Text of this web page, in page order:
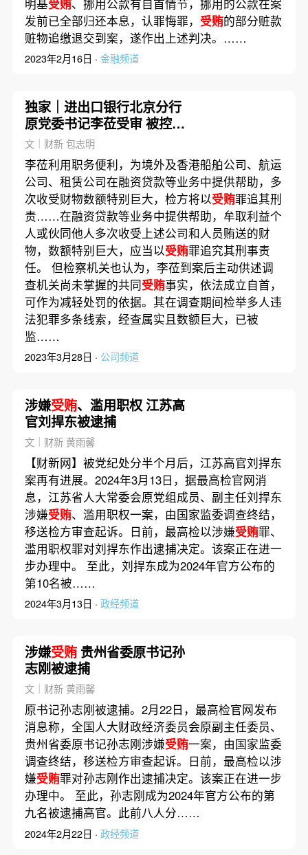
发前已全部归还本息，认罪悔罪， 受贿的部分赃款
赃物追缴退交到案，遂作出上述判决。……
2023年2月16日 · 金融频道
独家｜进出口银行北京分行
原党委书记李莅受审 被控受
贿 近亿元
文｜财新 包志明
李莅利用职务便利，为境外及香港船舶公司、航运
公司、租赁公司在融资贷款等业务中提供帮助，多
次收受财物数额特别巨大，检方将以受贿罪追其刑
责……在融资贷款等业务中提供帮助，牟取利益个
人或伙同他人多次收受上述公司和人员贿送的财
物，数额特别巨大，应当以受贿罪追究其刑事责
任。 但检察机关也认为，李莅到案后主动供述调
查机关尚未掌握的共同受贿事实，依法成立自首，
可作为减轻处罚的依据。其在调查期间检举多人违
法犯罪多条线索，经查属实且数额巨大，已被
监……
2023年3月28日 · 公司频道
涉嫌受贿、滥用职权 江苏高
官刘捍东被逮捕
文｜财新 黄雨馨
【财新网】被党纪处分半个月后，江苏高官刘捍东
案再有进展。2024年3月13日，据最高检官网消
息，江苏省人大常委会原党组成员、副主任刘捍东
涉嫌受贿、滥用职权一案，由国家监委调查终结，
移送检方审查起诉。日前，最高检以涉嫌受贿罪、
滥用职权罪对刘捍东作出逮捕决定。该案正在进一
步办理中。 至此，刘捍东成为2024年官方公布的
第10名被……
2024年3月13日 · 政经频道
涉嫌受贿贵州省委原书记孙
志刚被逮捕
文｜财新 黄雨馨
原书记孙志刚被逮捕。2月22日，最高检官网发布
消息称，全国人大财政经济委员会原副主任委员、
贵州省委原书记孙志刚涉嫌受贿一案，由国家监委
调查终结，移送检方审查起诉。日前，最高检以涉
嫌受贿罪对孙志刚作出逮捕决定。该案正在进一步
办理中。 至此，孙志刚成为2024年官方公布的第
九名被逮捕高官。此前八人分……
2024年2月22日 · 政经频道